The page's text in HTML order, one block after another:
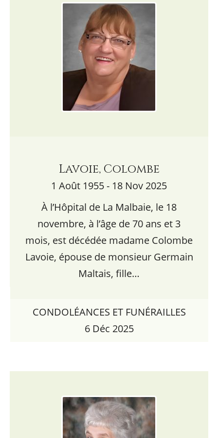
Lavoie, Colombe
1 Août 1955 - 18 Nov 2025
À l’Hôpital de La Malbaie, le 18
novembre, à l’âge de 70 ans et 3
mois, est décédée madame Colombe
Lavoie, épouse de monsieur Germain
Maltais, fille…
CONDOLÉANCES ET FUNÉRAILLES
6 Déc 2025